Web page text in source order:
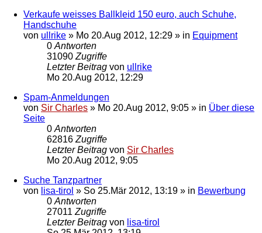
Verkaufe weisses Ballkleid 150 euro, auch Schuhe,
Handschuhe
von ullrike » Mo 20.Aug 2012, 12:29 » in Equipment
0 Antworten
31090 Zugriffe
Letzter Beitrag von ullrike
Mo 20.Aug 2012, 12:29
Spam-Anmeldungen
von Sir Charles » Mo 20.Aug 2012, 9:05 » in Über diese
Seite
0 Antworten
62816 Zugriffe
Letzter Beitrag von Sir Charles
Mo 20.Aug 2012, 9:05
Suche Tanzpartner
von lisa-tirol » So 25.Mär 2012, 13:19 » in Bewerbung
0 Antworten
27011 Zugriffe
Letzter Beitrag von lisa-tirol